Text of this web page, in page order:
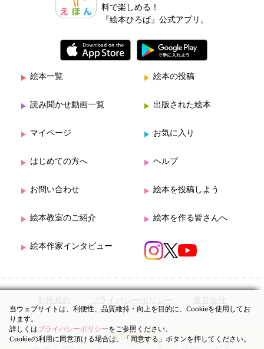
料で楽しめる！
『絵本ひろば』公式アプリ。
絵本一覧 絵本の投稿
読み聞かせ動画一覧 出版された絵本
マイページ お気に入り
はじめての方へ ヘルプ
お問い合わせ 絵本を投稿しよう
絵本教室のご紹介 絵本を作る皆さんへ
絵本作家インタビュー
利用規約 プライバシーポリシー 運営会社
当ウェブサイトは、利便性、品質維持・向上を目的に、Cookieを使用してお
ります。
詳しくはプライバシーポリシーをご参照ください。
Cookieの利用に同意頂ける場合は、「同意する」ボタンを押してください。